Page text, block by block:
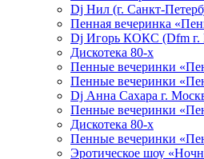
Dj Нил (г. Санкт-
Пенная вечеринка
Dj Игорь КОКС (Dfm г.
Дискотека 80-х
Пенные вечеринки
Пенные вечеринки
Dj Анна Сахара г.
Пенные вечеринки
Дискотека 80-х
Пенные вечеринки
Эротическое шоу